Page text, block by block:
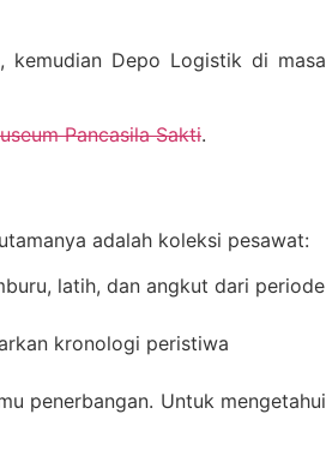
kemudian Depo Logistik di masa
Pancasila Sakti.
adalah koleksi pesawat:
latih, dan angkut dari periode
kronologi peristiwa
penerbangan. Untuk mengetahui